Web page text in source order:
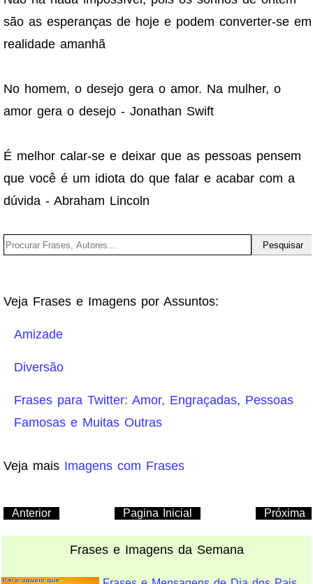
são as esperanças de hoje e podem converter-se em
realidade amanhã
No homem, o desejo gera o amor. Na mulher, o
amor gera o desejo - Jonathan Swift
É melhor calar-se e deixar que as pessoas pensem
que você é um idiota do que falar e acabar com a
dúvida - Abraham Lincoln
Veja Frases e Imagens por Assuntos:
Amizade
Diversão
Frases para Twitter: Amor, Engraçadas, Pessoas
Famosas e Muitas Outras
Veja mais Imagens com Frases
Anterior Próxima
Pagina Inicial
Frases e Imagens da Semana